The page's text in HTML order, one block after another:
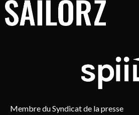
Membre du Syndicat de la presse